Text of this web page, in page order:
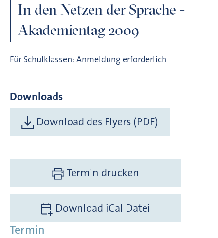
In den Netzen der Sprache -
Akademientag 2009
Für Schulklassen: Anmeldung erforderlich
Downloads
Download des Flyers (PDF)
Termin drucken
Download iCal Datei
Termin